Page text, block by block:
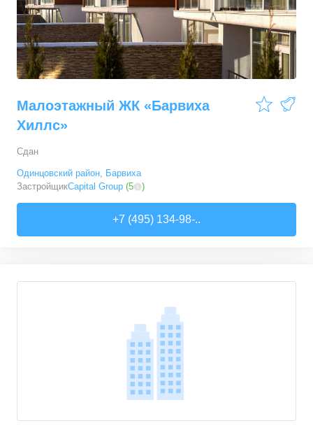
Малоэтажный ЖК «Барвиха
Хиллс»
Сдан
Одинцовский район, Барвиха
ЗастройщикCapital Group (5 )
+7 (495) 134-98-..